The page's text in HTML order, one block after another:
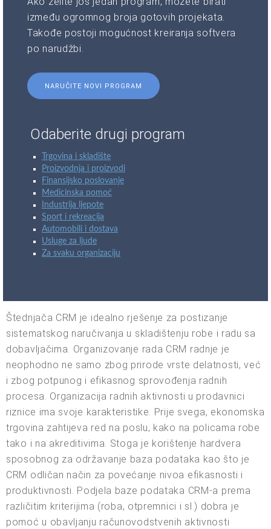
između ogromnog broja gotovih projekata.
Takođe postoji mogućnost kreiranja softvera
po narudžbi.
NARUČITE NOVI PROGRAM
Odaberite drugi program
Trgovina i skladište
Proizvodnja i proizvodi
Finansijsko poslovanje
Medicinska pomoć
Industrija ljepote
Sport i rekreacija
Automobili i dostava
Usluge za ljude
Za svaku organizaciju
Štednjača CRM je idealno rješenje za postizanje
sistematskog naručivanja u skladištenju robe i radu sa
dobavljačima. Organizovanje rada CRM radnje je
neophodno ne samo zbog prirode vrste delatnosti, već
i zbog potpunog i efikasnog sprovođenja radnih
procesa. Organizacija radnih aktivnosti u prodavnici
riznice ima svoje karakteristike. Prije svega, ekonomska
trgovina zahtijeva red na poslu, kako na policama robe
tako i na akreditivima. Stoga je korištenje hardvera
sposobnog za održavanje baza podataka kao što je
CRM odličan način za povećanje nivoa efikasnosti i
produktivnosti. Podjela baze podataka CRM-a prema
različitim kriterijima (roba, otpremnici i sl.) dobra je
pomoć u obavljanju računovodstvenih aktivnosti